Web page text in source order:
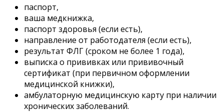
паспорт,
ваша медкнижка,
паспорт здоровья (если есть),
направление от работодателя (если есть),
результат ФЛГ (сроком не более 1 года),
выписка о прививках или прививочный
сертификат (при первичном оформлении
медицинской книжки),
амбулаторную медицинскую карту при наличии
хронических заболеваний.